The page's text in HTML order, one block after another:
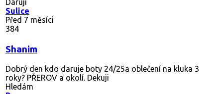
Daruji
Sulice
Před 7 měsíci
384
Shanim
Dobrý den kdo daruje boty 24/25a oblečení na kluka 3
roky? PŘEROV a okolí. Dekuji
Hledám